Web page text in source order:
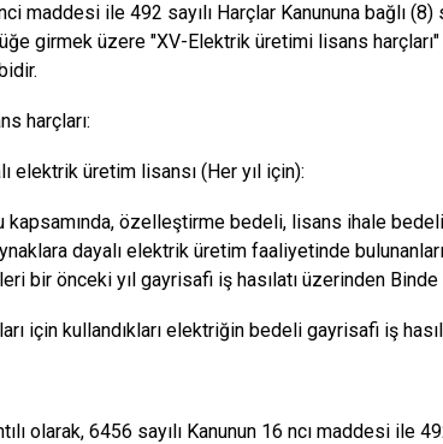
maddesi ile 492 sayılı Harçlar Kanununa bağlı
girmek üzere "XV-Elektrik üretimi lisans
harçları:
elektrik üretim lisansı (Her yıl için):
kapsamında, özelleştirme bedeli, lisans ihale
dayalı elektrik üretim faaliyetinde
bir önceki yıl gayrisafi iş hasılatı üzerinden Binde
için kullandıkları elektriğin bedeli gayrisafi iş
olarak, 6456 sayılı Kanunun 16 ncı maddesi ile